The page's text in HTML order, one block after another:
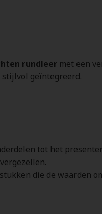
rundleer met een
geïntegreerd.
tot het
die de waarden